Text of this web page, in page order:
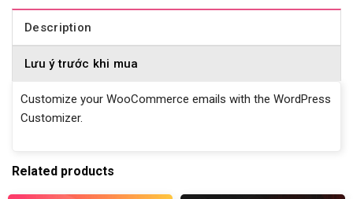
Description
Lưu ý trước khi mua
Customize your WooCommerce emails with the WordPress
Customizer.
Related products